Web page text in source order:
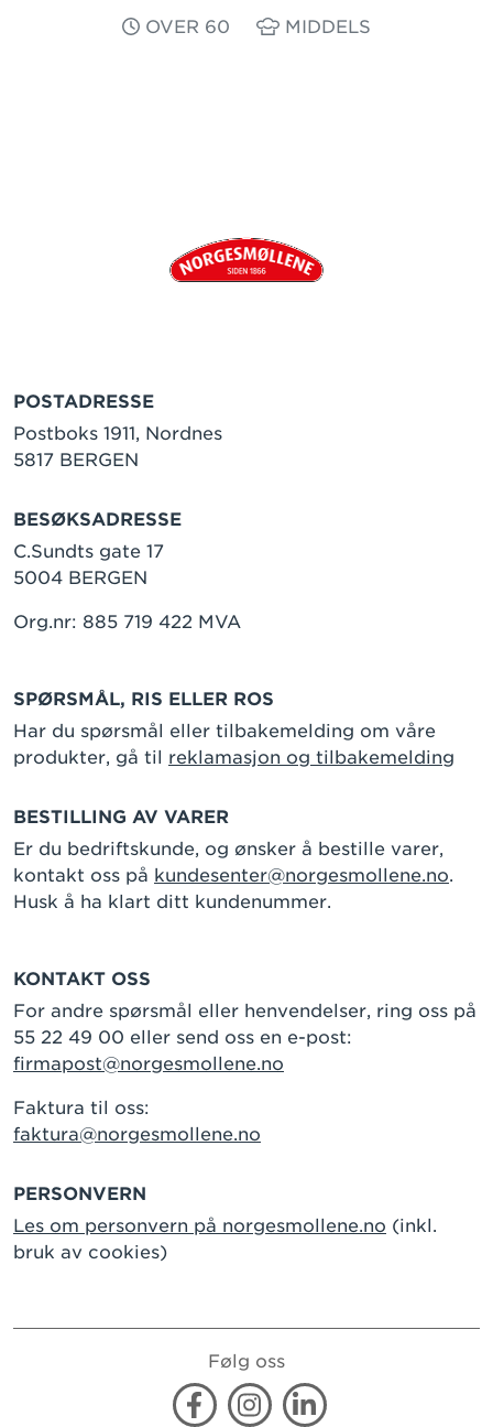
OVER 60 MIDDELS
POSTADRESSE
Postboks 1911, Nordnes
5817 BERGEN
BESØKSADRESSE
C.Sundts gate 17
5004 BERGEN
Org.nr: 885 719 422 MVA
SPØRSMÅL, RIS ELLER ROS
Har du spørsmål eller tilbakemelding om våre
produkter, gå til reklamasjon og tilbakemelding
BESTILLING AV VARER
Er du bedriftskunde, og ønsker å bestille varer,
kontakt oss på kundesenter@norgesmollene.no.
Husk å ha klart ditt kundenummer.
KONTAKT OSS
For andre spørsmål eller henvendelser, ring oss på
55 22 49 00 eller send oss en e-post:
firmapost@norgesmollene.no
Faktura til oss:
faktura@norgesmollene.no
PERSONVERN
Les om personvern på norgesmollene.no (inkl.
bruk av cookies)
Følg oss
FacebookInstagramLinkedin